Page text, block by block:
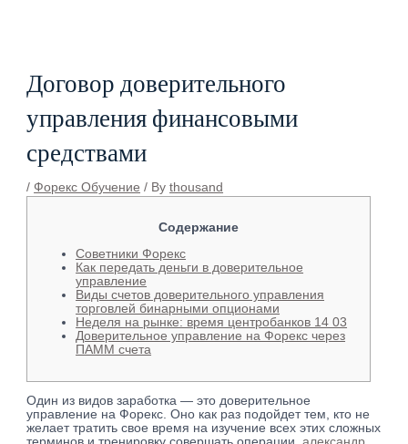
Договор доверительного
управления финансовыми
средствами
/ Форекс Обучение / Bythousand
Cодержание
Советники Форекс
Как передать деньги в доверительное
управление
Виды счетов доверительного управления
торговлей бинарными опционами
Неделя на рынке: время центробанков 14 03
Доверительное управление на Форекс через
ПАММ счета
Один из видов заработка — это доверительное
управление на Форекс. Оно как раз подойдет тем, кто не
желает тратить свое время на изучение всех этих сложных